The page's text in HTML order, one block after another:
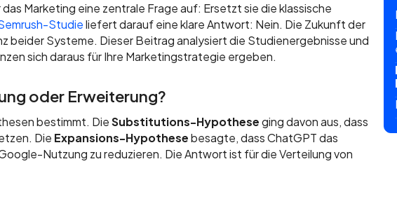
Marketing eine zentrale Frage auf: Ersetzt sie die klassische
Studieliefert darauf eine klare Antwort: Nein. Die Zukunft der
beider Systeme. Dieser Beitrag analysiert die Studienergebnisse und
sich daraus für Ihre Marketingstrategie ergeben.
oder Erweiterung?
bestimmt. DieSubstitutions-Hypotheseging davon aus, dass
Die Expansions-Hypothesebesagte, dass ChatGPT das
Nutzung zu reduzieren. Die Antwort ist für die Verteilung von